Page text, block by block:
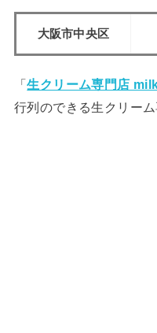
大阪市中央区
「生クリーム専門店
行列のできる生クリーム